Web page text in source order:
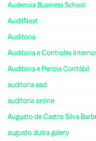
Audencia Business School
AuditNext
Auditoria
Auditoria e Controles
Auditoria e Perícia Contábil
auditoria ead
auditoria online
Augusto de Castro Silva
augusto dutra galery